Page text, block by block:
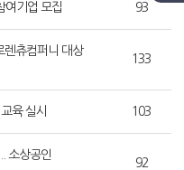
여기업 모집 93
렌츄컴퍼니 대상
133
육 실시 103
소상공인
92